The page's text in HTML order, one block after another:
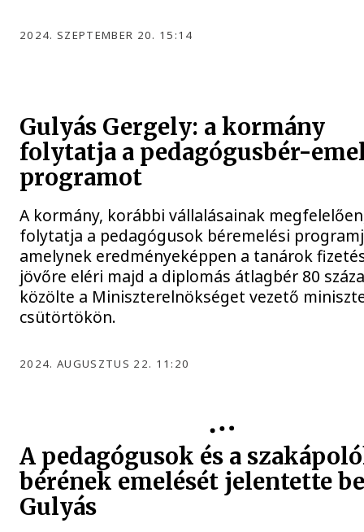
2024. SZEPTEMBER 20. 15:14
Gulyás Gergely: a kormány
folytatja a pedagógusbér-
programot
A kormány, korábbi vállalásainak
folytatja a pedagógusok béremelési
amelynek eredményeképpen a tanárok
jövőre eléri majd a diplomás átlagbér 80
közölte a Miniszterelnökséget vezető
csütörtökön.
2024. AUGUSZTUS 22. 11:20
A pedagógusok és a
bérének emelését jelentette
Gulyás